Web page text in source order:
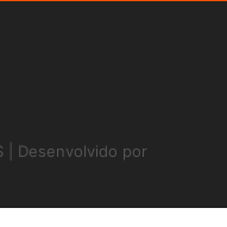
| Desenvolvido por